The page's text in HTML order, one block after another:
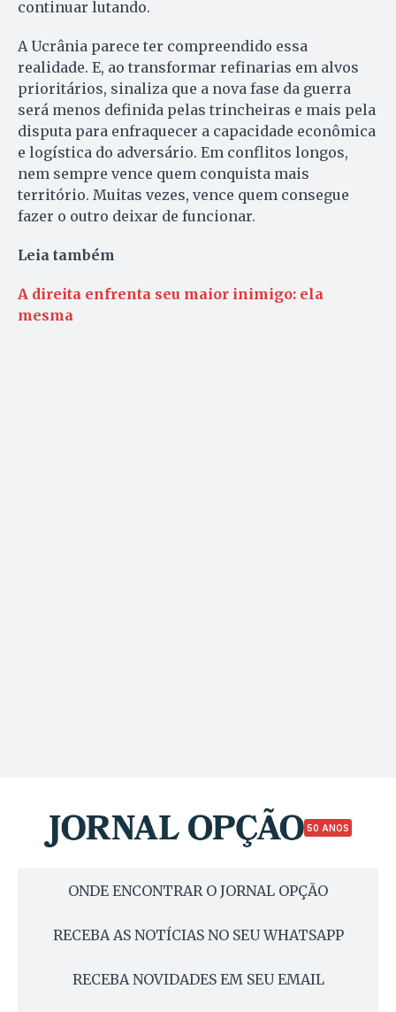
continuar lutando.
A Ucrânia parece ter compreendido essa
realidade. E, ao transformar refinarias em alvos
prioritários, sinaliza que a nova fase da guerra
será menos definida pelas trincheiras e mais pela
disputa para enfraquecer a capacidade econômica
e logística do adversário. Em conflitos longos,
nem sempre vence quem conquista mais
território. Muitas vezes, vence quem consegue
fazer o outro deixar de funcionar.
Leia também
A direita enfrenta seu maior inimigo: ela
mesma
50 ANOS
ONDE ENCONTRAR O JORNAL OPÇÃO
RECEBA AS NOTÍCIAS NO SEU WHATSAPP
RECEBA NOVIDADES EM SEU EMAIL